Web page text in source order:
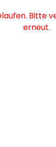
Bitte
erneut.